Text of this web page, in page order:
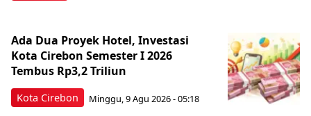
Kota Cirebon
Ada Dua Proyek Hotel, Investasi
Kota Cirebon Semester I 2026
Tembus Rp3,2 Triliun
Minggu, 9 Agu 2026 - 05:18